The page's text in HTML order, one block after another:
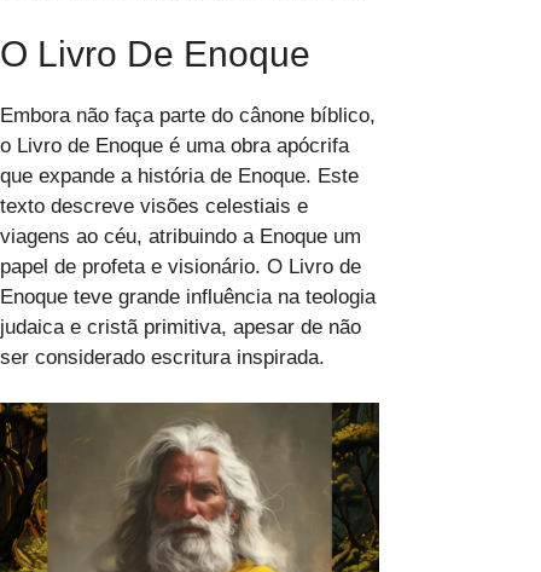
O Livro De Enoque
Embora não faça parte do cânone bíblico,
o Livro de Enoque é uma obra apócrifa
que expande a história de Enoque. Este
texto descreve visões celestiais e
viagens ao céu, atribuindo a Enoque um
papel de profeta e visionário. O Livro de
Enoque teve grande influência na teologia
judaica e cristã primitiva, apesar de não
ser considerado escritura inspirada.